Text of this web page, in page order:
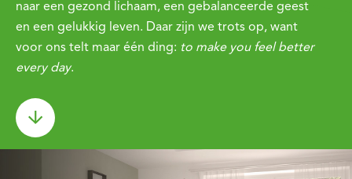
naar een gezond lichaam, een gebalanceerde geest
en een gelukkig leven. Daar zijn we trots op, want
voor ons telt maar één ding: to make you feel better
every day.